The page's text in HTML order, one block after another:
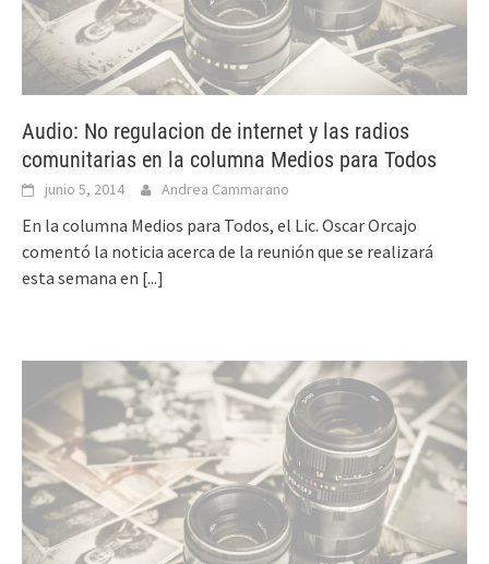
Audio: No regulacion de internet y las radios
comunitarias en la columna Medios para Todos
junio 5, 2014 Andrea Cammarano
En la columna Medios para Todos, el Lic. Oscar Orcajo
comentó la noticia acerca de la reunión que se realizará
esta semana en [...]